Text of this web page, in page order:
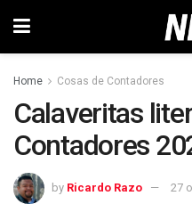
Home Cosas de Contadores
Calaveritas
Contadores
by Ricardo Razo 27